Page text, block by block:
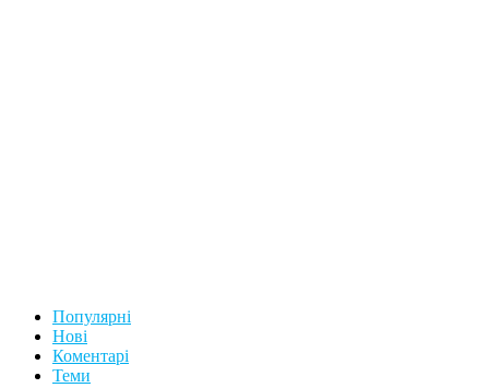
Популярні
Нові
Коментарі
Теми